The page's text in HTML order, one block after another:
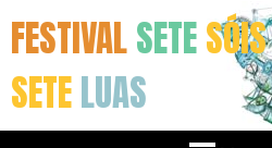
FESTIVALSETESÓIS
SETELUAS